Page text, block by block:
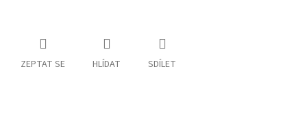
ZEPTAT SE HLÍDAT SDÍLET